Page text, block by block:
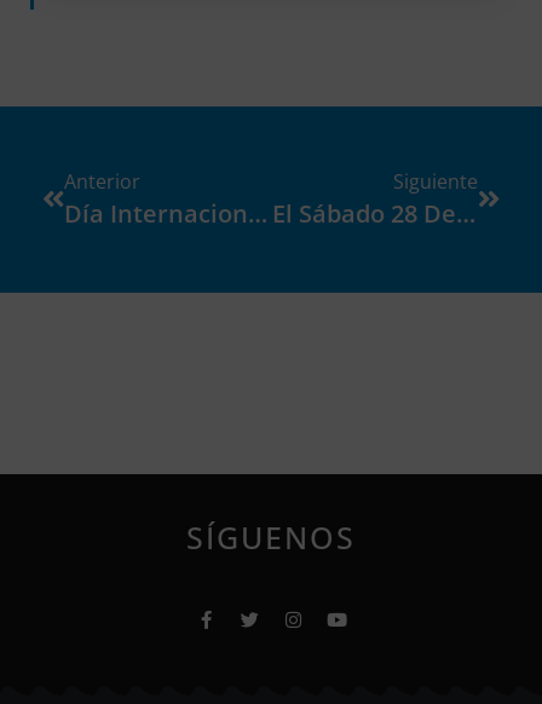
Anterior
Día Internacional De La Dislexia
Siguiente
El Sábado 28 De Octubre Realizaremos Un Taller Que Tendrá Como Temática Gau Beltza
SÍGUENOS